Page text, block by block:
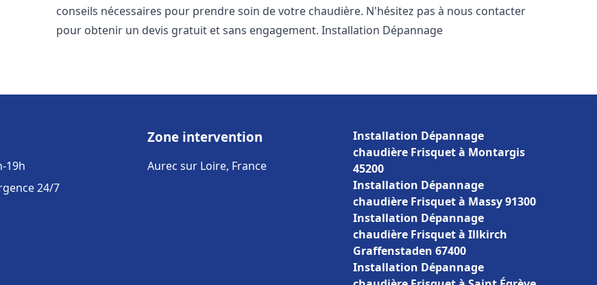
conseils nécessaires pour prendre soin de votre chaudière. N'hésitez pas à nous contacter
pour obtenir un devis gratuit et sans engagement. Installation Dépannage
19h
24/7
Zone intervention
Aurec sur Loire, France
Installation Dépannage
chaudière Frisquet à Montargis
45200
Installation Dépannage
chaudière Frisquet à Massy 91300
Installation Dépannage
chaudière Frisquet à Illkirch
Graffenstaden 67400
Installation Dépannage